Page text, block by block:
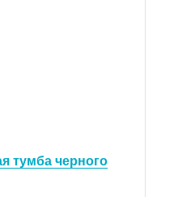
тумба черного